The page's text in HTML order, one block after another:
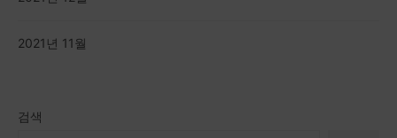
검색
2021년 11월